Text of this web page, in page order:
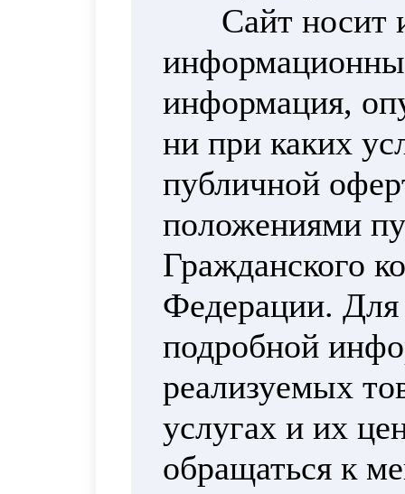
Сайт носит
информация,
ни при каких
публичной
положениями
Гражданского
Федерации. Для
подробной
реализуемых
услугах и их
обращаться к